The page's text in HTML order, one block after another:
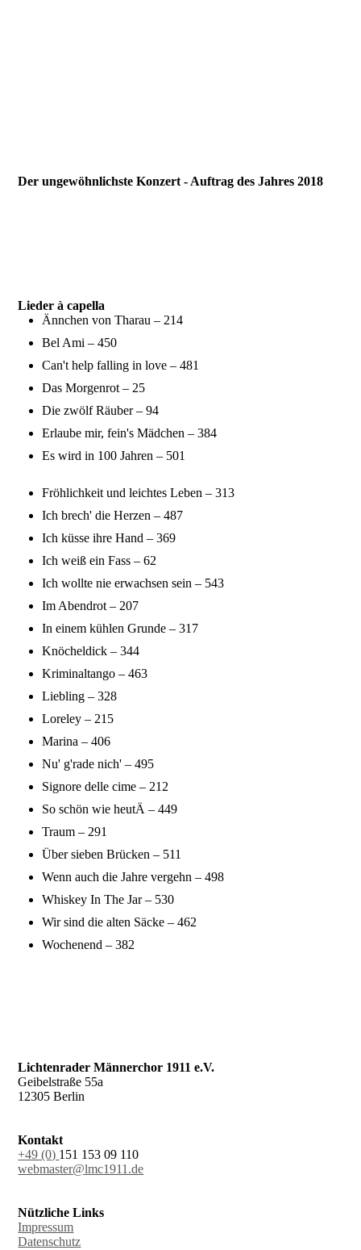
Der ungewöhnlichste Konzert - Auftrag des Jahres 2018
Lieder à capella
Ännchen von Tharau – 214
Bel Ami – 450
Can't help falling in love – 481
Das Morgenrot – 25
Die zwölf Räuber – 94
Erlaube mir, fein's Mädchen – 384
Es wird in 100 Jahren – 501
Fröhlichkeit und leichtes Leben – 313
Ich brech' die Herzen – 487
Ich küsse ihre Hand – 369
Ich weiß ein Fass – 62
Ich wollte nie erwachsen sein – 543
Im Abendrot – 207
In einem kühlen Grunde – 317
Knöcheldick – 344
Kriminaltango – 463
Liebling – 328
Loreley – 215
Marina – 406
Nu' g'rade nich' – 495
Signore delle cime – 212
So schön wie heutÄ – 449
Traum – 291
Über sieben Brücken – 511
Wenn auch die Jahre vergehn – 498
Whiskey In The Jar – 530
Wir sind die alten Säcke – 462
Wochenend – 382
Lichtenrader Männerchor 1911 e.V.
Geibelstraße 55a
12305 Berlin
Kontakt
+49 (0) 151 153 09 110
webmaster@lmc1911.de
Nützliche Links
Impressum
Datenschutz